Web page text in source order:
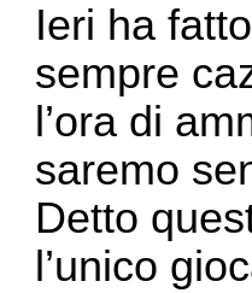
Ieri ha
sempre
l’ora di
saremo
Detto
l’unico